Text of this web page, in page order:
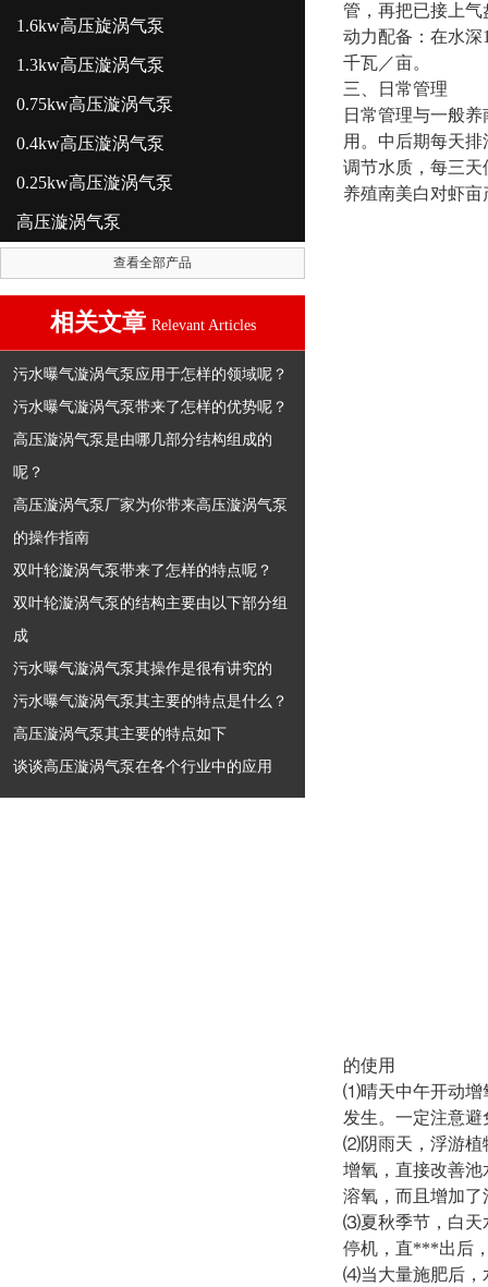
1.6kw高压旋涡气泵
1.3kw高压漩涡气泵
0.75kw高压漩涡气泵
0.4kw高压漩涡气泵
0.25kw高压漩涡气泵
高压漩涡气泵
查看全部产品
相关文章 Relevant Articles
污水曝气漩涡气泵应用于怎样的领域呢？
污水曝气漩涡气泵带来了怎样的优势呢？
高压漩涡气泵是由哪几部分结构组成的
呢？
高压漩涡气泵厂家为你带来高压漩涡气泵
的操作指南
双叶轮漩涡气泵带来了怎样的特点呢？
双叶轮漩涡气泵的结构主要由以下部分组
成
污水曝气漩涡气泵其操作是很有讲究的
污水曝气漩涡气泵其主要的特点是什么？
高压漩涡气泵其主要的特点如下
谈谈高压漩涡气泵在各个行业中的应用
管，再把已接上
动力配备：在水深
千瓦／亩。
三、日常管理
日常管理与一般
用。中后期每天
调节水质，每三
养殖南美白对虾亩
的使用
⑴晴天中午开动增
发生。一定注意
⑵阴雨天，浮游植
增氧，直接改善
溶氧，而且增加
⑶夏秋季节，白天
停机，直***出后
⑷当大量施肥后，